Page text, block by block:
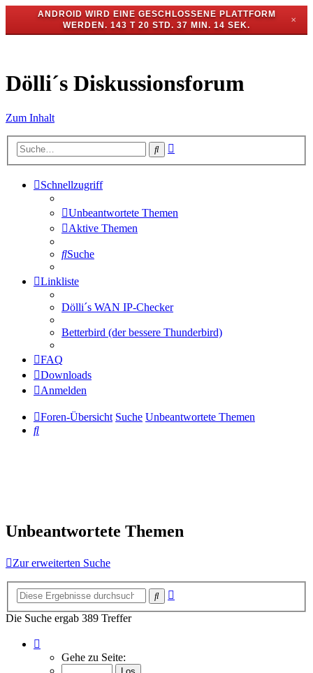
ANDROID WIRD EINE GESCHLOSSENE PLATTFORM
WERDEN. 143 T 20 STD. 37 MIN. 13 SEK.
✕
Dölli´s Diskussionsforum
Zum Inhalt
Suche
Schnellzugriff
Unbeantwortete Themen
Aktive Themen
Suche
Linkliste
Dölli´s WAN IP-Checker
Betterbird (der bessere Thunderbird)
FAQ
Downloads
Anmelden
Foren-Übersicht Suche Unbeantwortete Themen
Suche
Unbeantwortete Themen
Zur erweiterten Suche
Suche
Die Suche ergab 389 Treffer
von
Gehe zu Seite: